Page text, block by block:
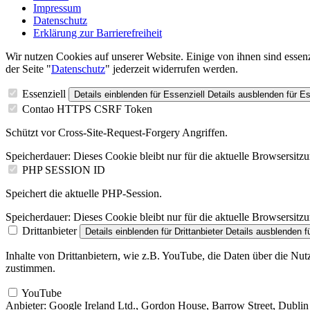
Impressum
Datenschutz
Erklärung zur Barrierefreiheit
Wir nutzen Cookies auf unserer Website. Einige von ihnen sind
der Seite "Datenschutz" jederzeit widerrufen werden.
Essenziell Details einblenden für Essenziell Details ausblenden für
Contao HTTPS CSRF Token
Schützt vor Cross-Site-Request-Forgery Angriffen.
Speicherdauer: Dieses Cookie bleibt nur für die aktuelle
PHP SESSION ID
Speichert die aktuelle PHP-Session.
Speicherdauer: Dieses Cookie bleibt nur für die aktuelle
Drittanbieter
Details einblenden für Drittanbieter Details ausblenden
Inhalte von Drittanbietern, wie z.B. YouTube, die Daten über die
zustimmen.
YouTube
Anbieter: Google Ireland Ltd., Gordon House, Barrow Street,